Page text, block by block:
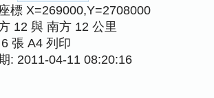
標 X=269000,Y=2708000
12 與 南方 12 公里
張 A4 列印
: 2011-04-11 08:20:16